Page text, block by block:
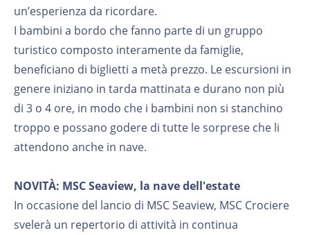
un’esperienza da ricordare.
I bambini a bordo che fanno parte di un gruppo
turistico composto interamente da famiglie,
beneficiano di biglietti a metà prezzo. Le escursioni in
genere iniziano in tarda mattinata e durano non più
di 3 o 4 ore, in modo che i bambini non si stanchino
troppo e possano godere di tutte le sorprese che li
attendono anche in nave.
NOVITÀ: MSC Seaview, la nave dell'estate
In occasione del lancio di MSC Seaview, MSC Crociere
svelerà un repertorio di attività in continua